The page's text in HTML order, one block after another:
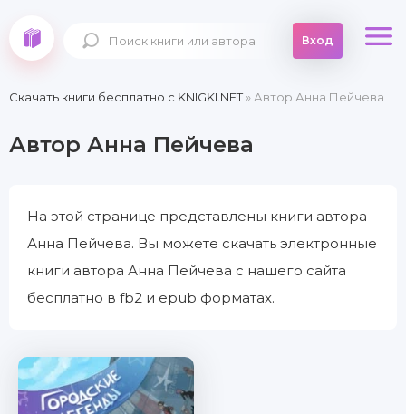
Вход
Скачать книги бесплатно c KNIGKI.NET» Автор Анна Пейчева
Автор Анна Пейчева
На этой странице представлены книги автора
Анна Пейчева. Вы можете скачать электронные
книги автора Анна Пейчева с нашего сайта
бесплатно в fb2 и epub форматах.